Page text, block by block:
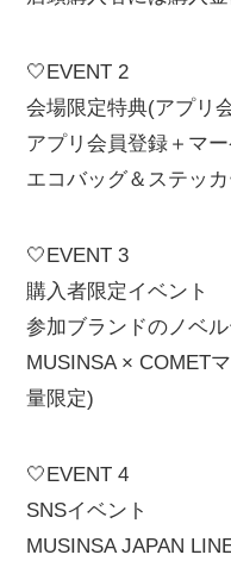
🤍EVENT 2
会場限定特典(アプリ
アプリ会員登録＋マ
エコバッグ＆ステッ
🤍EVENT 3
購入者限定イベント
参加ブランドのノベ
MUSINSA × COMET
量限定)
🤍EVENT 4
SNSイベント
MUSINSA JAPAN